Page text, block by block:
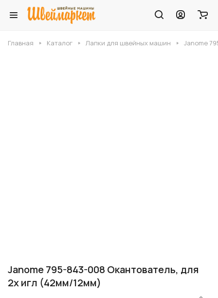
Главная Каталог Лапки для швейных машин Janome
Janome 795-843-008 Окантователь, для
2х игл (42мм/12мм)